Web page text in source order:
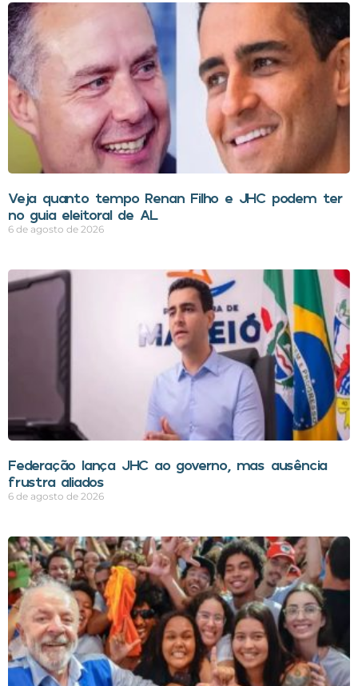
Veja quanto tempo Renan Filho e JHC podem ter
no guia eleitoral de AL
6 de agosto de 2026
Federação lança JHC ao governo, mas ausência
frustra aliados
6 de agosto de 2026